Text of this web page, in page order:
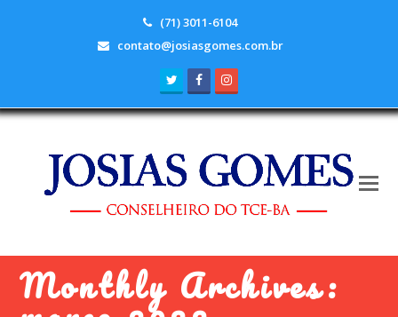
(71) 3011-6104
contato@josiasgomes.com.br
TwitterFacebook
Monthly Archives: